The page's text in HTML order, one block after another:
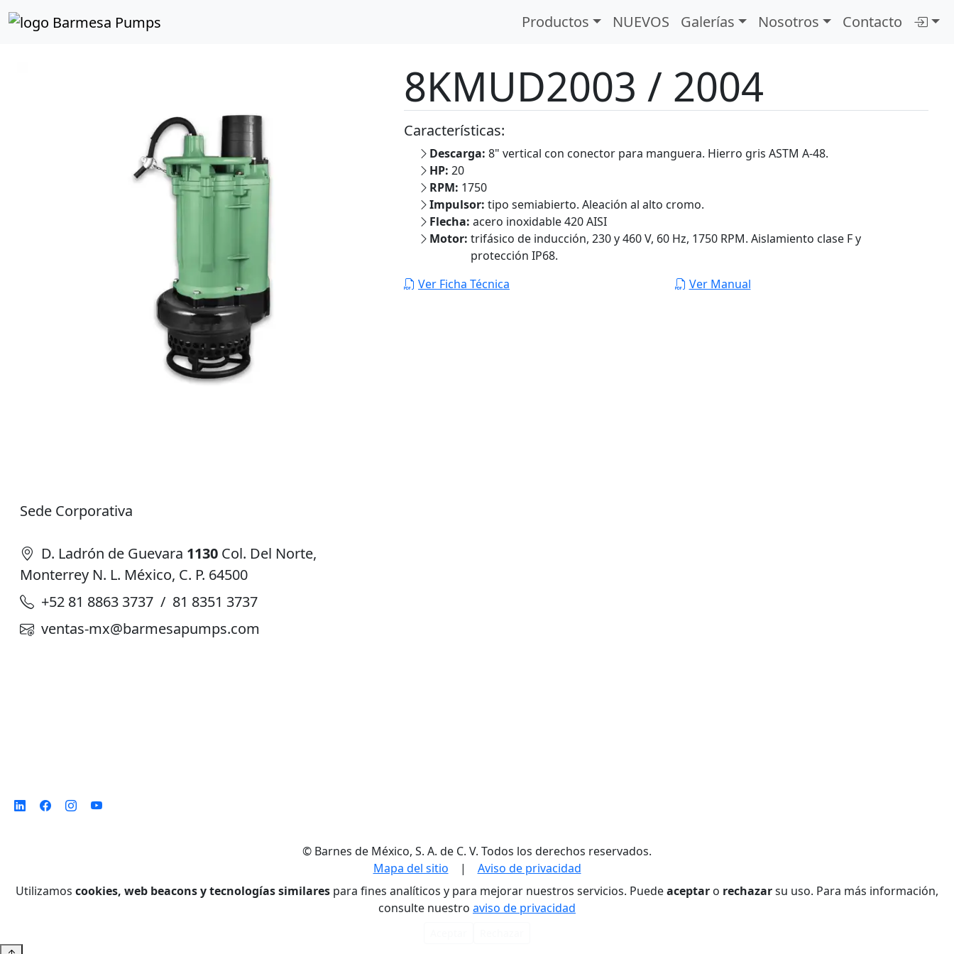
Productos NUEVOS Galerías Nosotros Contacto
Inicio Catálogo de Productos
8KMUD2003 / 2004
Características:
Descarga: 8" vertical con conector para manguera. Hierro gris ASTM A-48.
HP: 20
RPM: 1750
Impulsor: tipo semiabierto. Aleación al alto cromo.
Flecha: acero inoxidable 420 AISI
Motor: trifásico de inducción, 230 y 460 V, 60 Hz, 1750 RPM. Aislamiento clase F y
protección IP68.
Ver Ficha Técnica
Ver Manual
Sede Corporativa
D. Ladrón de Guevara 1130 Col. Del Norte,
Monterrey N. L. México, C. P. 64500
+52 81 8863 3737 / 81 8351 3737
ventas-mx@barmesapumps.com
© Barnes de México, S. A. de C. V. Todos los derechos reservados.
Mapa del sitio | Aviso de privacidad
Utilizamos cookies, web beacons y tecnologías similares para fines analíticos y para mejorar nuestros servicios. Puedeaceptar o rechazarsu uso. Para más información,
consulte nuestro aviso de privacidad